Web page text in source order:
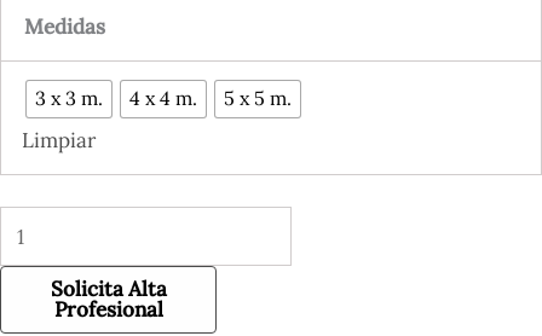
Medidas
3 x 3 m. 4 x 4 m. 5 x 5 m.
Limpiar
Solicita Alta
Profesional